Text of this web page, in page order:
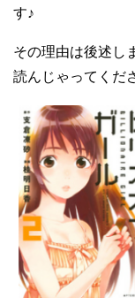
す♪
その理由は後述し
読んじゃってくだ